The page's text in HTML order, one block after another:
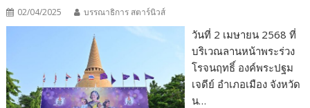
02/04/2025 บรรณาธิการ สตาร์นิวส์
วันที่ 2 เมษายน 2568 ที่
บริเวณลานหน้าพระร่วง
โรจนฤทธิ์ องค์พระปฐม
เจดีย์ อำเภอเมือง จังหวัด
น…